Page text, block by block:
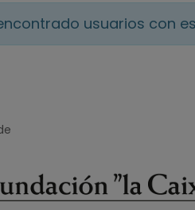
usuarios con